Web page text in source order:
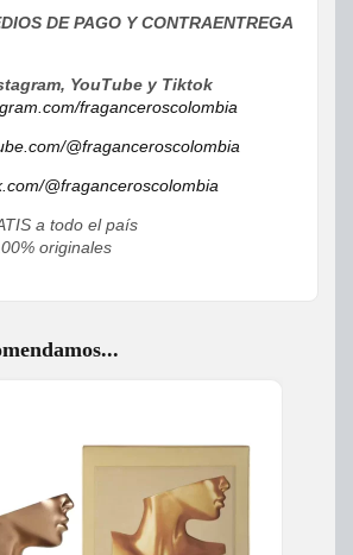
DE PAGO Y CONTRAENTREGA
YouTube y Tiktok
fraganceroscolombia
@fraganceroscolombia
@fraganceroscolombia
a todo el país
originales